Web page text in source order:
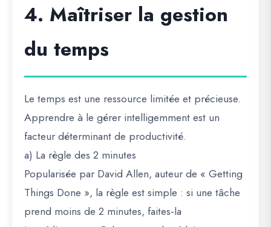
4. Maîtriser la gestion
du temps
Le temps est une ressource limitée et précieuse.
Apprendre à le gérer intelligemment est un
facteur déterminant de productivité.
a) La règle des 2 minutes
Popularisée par David Allen, auteur de « Getting
Things Done », la règle est simple : si une tâche
prend moins de 2 minutes, faites-la